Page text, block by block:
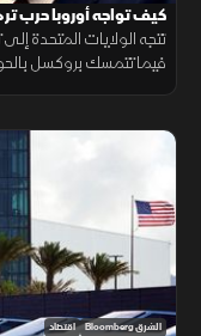
كيف تواجه أوروبا حرب
تتجه الولايات المتحدة
فيما تتمسك بروكسل
الشرق Bloomberg اقتصاد